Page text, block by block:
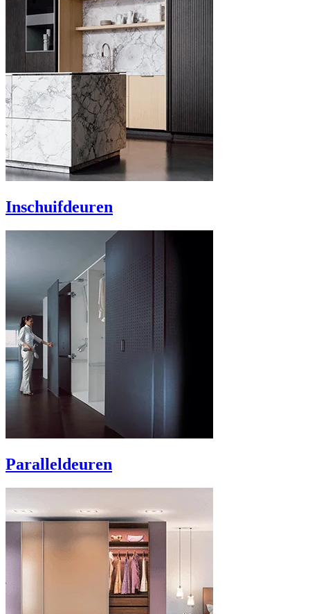
Inschuifdeuren
Paralleldeuren